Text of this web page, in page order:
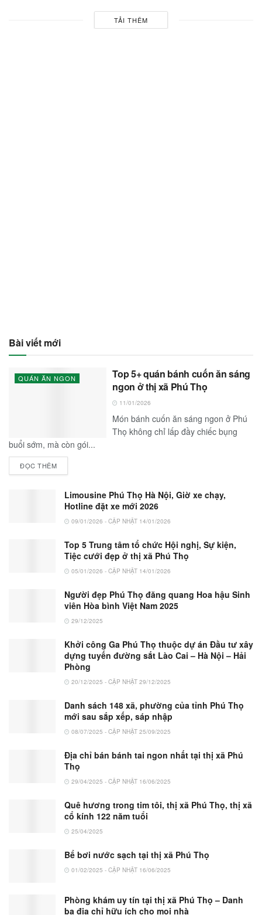
TẢI THÊM
Bài viết mới
QUÁN ĂN NGON
Top 5+ quán bánh cuốn ăn sáng
ngon ở thị xã Phú Thọ
11/01/2026
Món bánh cuốn ăn sáng ngon ở Phú
Thọ không chỉ lấp đầy chiếc bụng
buổi sớm, mà còn gói...
ĐỌC THÊM
Limousine Phú Thọ Hà Nội, Giờ xe chạy,
Hotline đặt xe mới 2026
09/01/2026 - CẬP NHẬT 14/01/2026
Top 5 Trung tâm tổ chức Hội nghị, Sự kiện,
Tiệc cưới đẹp ở thị xã Phú Thọ
05/01/2026 - CẬP NHẬT 14/01/2026
Người đẹp Phú Thọ đăng quang Hoa hậu Sinh
viên Hòa bình Việt Nam 2025
29/12/2025
Khởi công Ga Phú Thọ thuộc dự án Đầu tư xây
dựng tuyến đường sắt Lào Cai – Hà Nội – Hải
Phòng
20/12/2025 - CẬP NHẬT 29/12/2025
Danh sách 148 xã, phường của tỉnh Phú Thọ
mới sau sắp xếp, sáp nhập
08/07/2025 - CẬP NHẬT 25/09/2025
Địa chỉ bán bánh tai ngon nhất tại thị xã Phú
Thọ
29/04/2025 - CẬP NHẬT 16/06/2025
Quê hương trong tim tôi, thị xã Phú Thọ, thị xã
cổ kính 122 năm tuổi
25/04/2025
Bể bơi nước sạch tại thị xã Phú Thọ
01/02/2025 - CẬP NHẬT 16/06/2025
Phòng khám uy tín tại thị xã Phú Thọ – Danh
bạ địa chỉ hữu ích cho mọi nhà